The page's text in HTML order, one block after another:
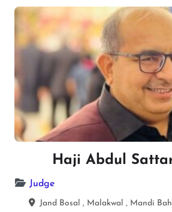
Haji Abdul
Judge
Jand Bosal , Malakwal , Mandi